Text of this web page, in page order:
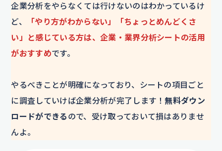
企業分析をやらなくては行けないのはわかっているけ
ど、
「やり方がわからない」「ちょっとめんどくさ
い」と感じている方は、企業・業界分析シートの活用
がおすすめです。
やるべきことが明確になっており、シートの項目ごと
に調査していけば企業分析が完了します！無料ダウン
ロードができる ので、受け取っておいて損はありませ
んよ。